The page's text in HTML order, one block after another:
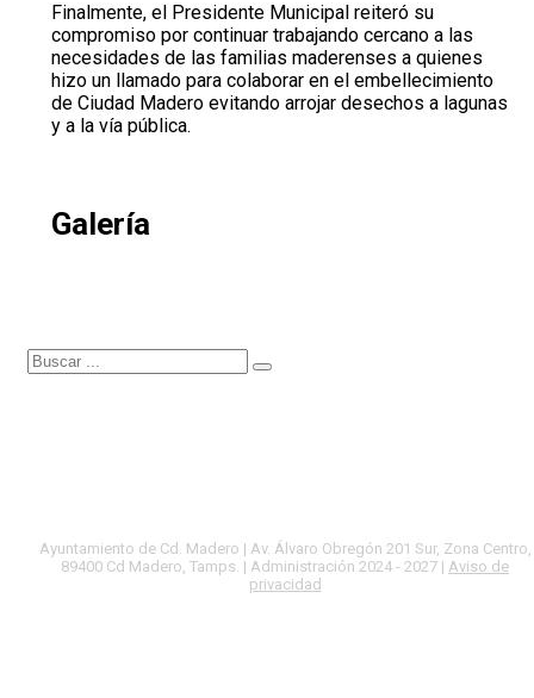
Finalmente, el Presidente Municipal reiteró su
compromiso por continuar trabajando cercano a las
necesidades de las familias maderenses a quienes
hizo un llamado para colaborar en el embellecimiento
de Ciudad Madero evitando arrojar desechos a lagunas
y a la vía pública.
Galería
Ayuntamiento de Cd. Madero | Av. Álvaro Obregón 201 Sur, Zona Centro,
89400 Cd Madero, Tamps. | Administración 2024 - 2027 | Aviso de
privacidad